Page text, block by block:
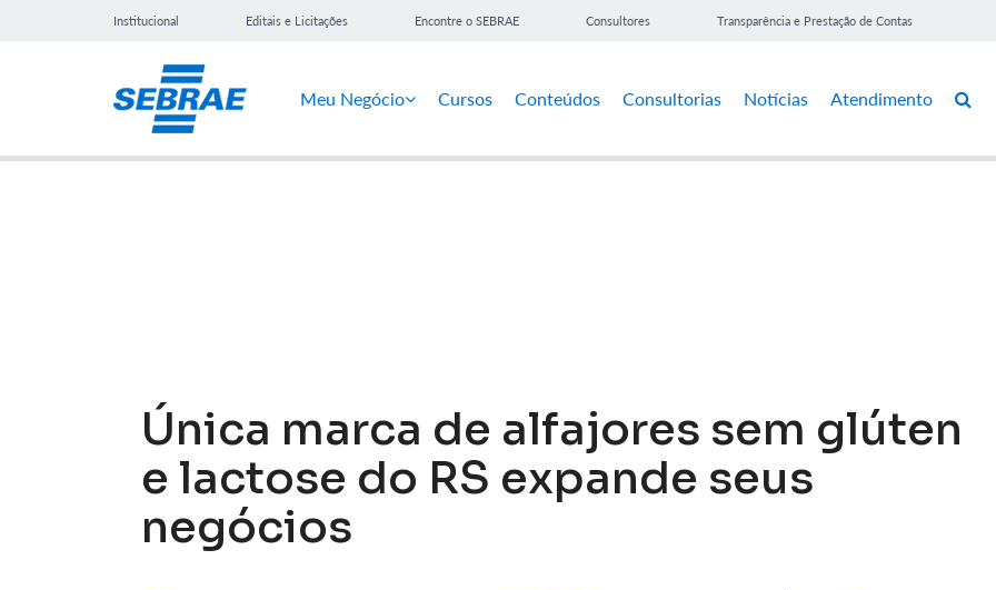
Institucional Editais e Licitações Encontre o SEBRAE Consultores Transparência e Prestação de Contas
Meu Negócio Cursos Conteúdos Consultorias Notícias Atendimento
Única marca de alfajores sem glúten
e lactose do RS expande seus
negócios